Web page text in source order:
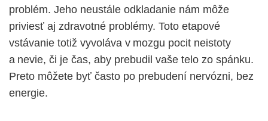
problém. Jeho neustále odkladanie nám môže
priviesť aj zdravotné problémy. Toto etapové
vstávanie totiž vyvoláva v mozgu pocit neistoty
a nevie, či je čas, aby prebudil vaše telo zo spánku.
Preto môžete byť často po prebudení nervózni, bez
energie.